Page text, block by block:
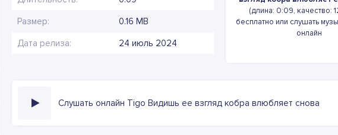
Размер: 0.16 MB
Дата релиза: 24 июль 2024
(длина: 0:09, качество:
бесплатно или слушать
онлайн
Слушать онлайн Tigo Видишь ее взгляд кобра влюбляет снова